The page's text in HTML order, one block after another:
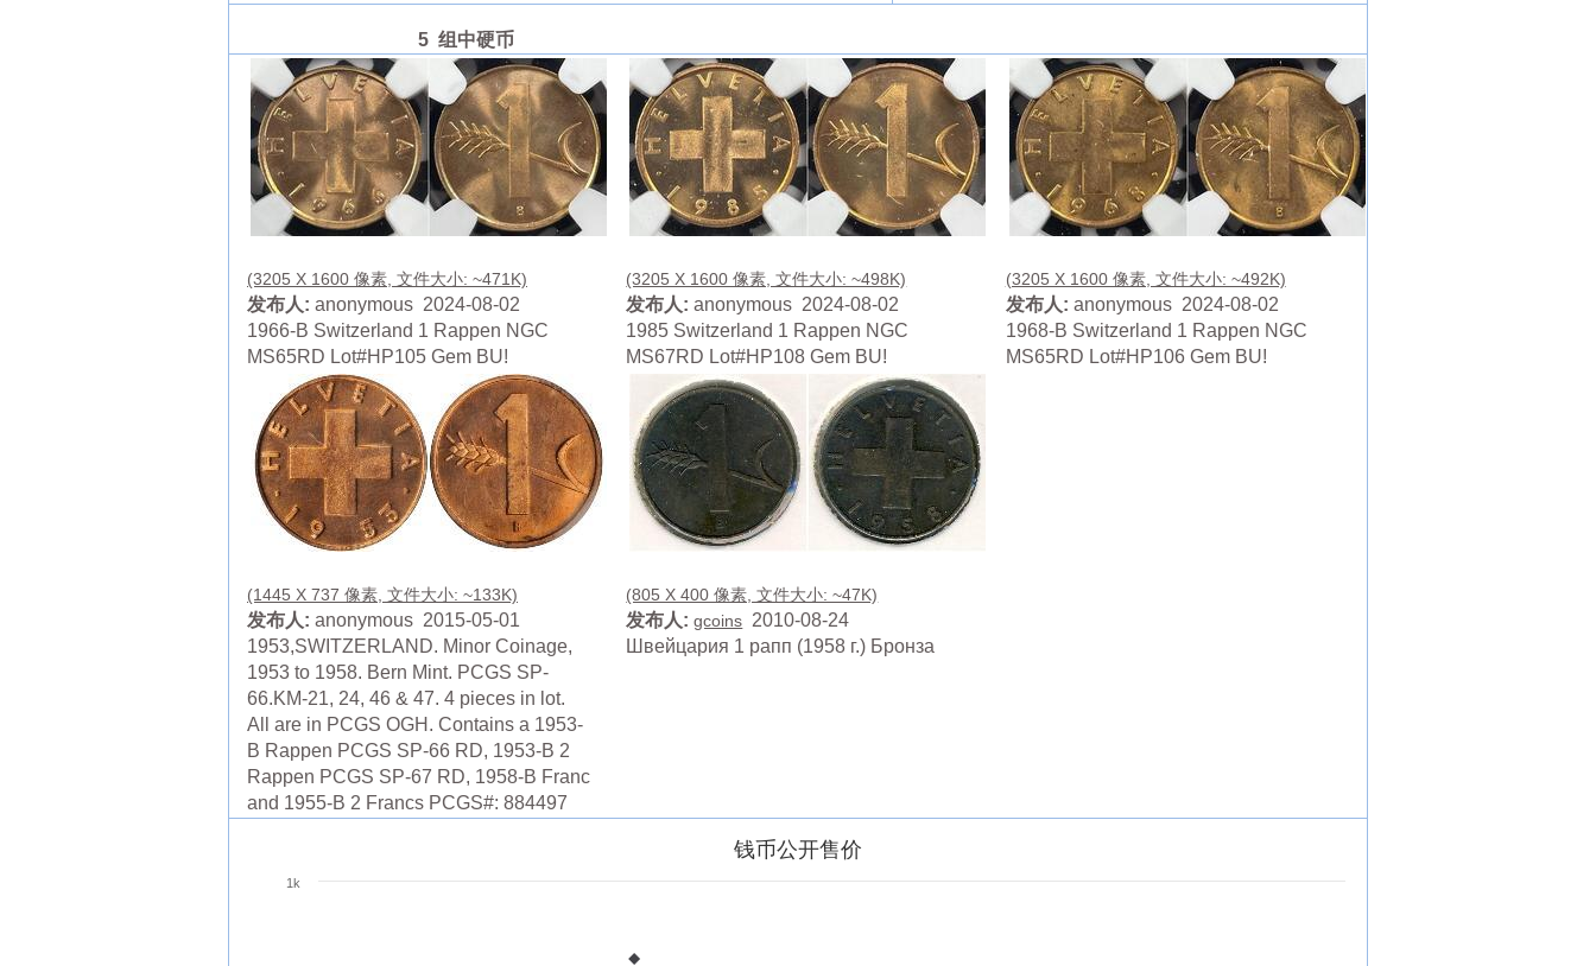
5 组中硬币
(3205 X 1600 像素, 文件大小: ~471K)
发布人: anonymous 2024-08-02
1966-B Switzerland 1 Rappen NGC
MS65RD Lot#HP105 Gem BU!
(3205 X 1600 像素, 文件大小: ~498K)
发布人: anonymous 2024-08-02
1985 Switzerland 1 Rappen NGC
MS67RD Lot#HP108 Gem BU!
(3205 X 1600 像素, 文件大小: ~492K)
发布人: anonymous 2024-08-02
1968-B Switzerland 1 Rappen NGC
MS65RD Lot#HP106 Gem BU!
(1445 X 737 像素, 文件大小: ~133K)
发布人: anonymous 2015-05-01
1953,SWITZERLAND. Minor Coinage,
1953 to 1958. Bern Mint. PCGS SP-
66.KM-21, 24, 46 & 47. 4 pieces in lot.
All are in PCGS OGH. Contains a 1953-
B Rappen PCGS SP-66 RD, 1953-B 2
Rappen PCGS SP-67 RD, 1958-B Franc
and 1955-B 2 Francs PCGS#: 884497
(805 X 400 像素, 文件大小: ~47K)
发布人: gcoins 2010-08-24
Швейцария 1 рапп (1958 г.) Бронза